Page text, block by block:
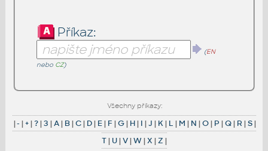
Příkaz:
(EN
nebo CZ)
Všechny příkazy:
|- |+|?|3 |A| B|C| D| E| F |G| H| I |J | K| L | M | N |O| P |Q| R |S|
T| U|V|W|X |Z |